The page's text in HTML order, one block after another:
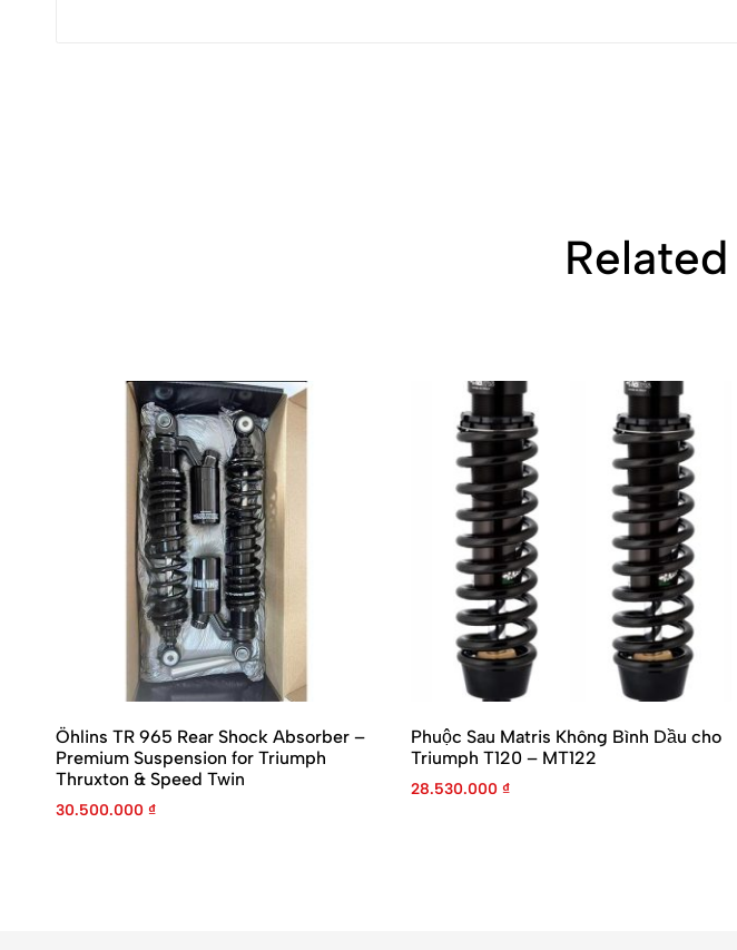
Öhlins TR 965 Rear Shock Absorber –
Premium Suspension for Triumph
Thruxton & Speed Twin
30.500.000 ₫
Phuộc Sau Matris Không Bình Dầu cho
Triumph T120 – MT122
28.530.000 ₫